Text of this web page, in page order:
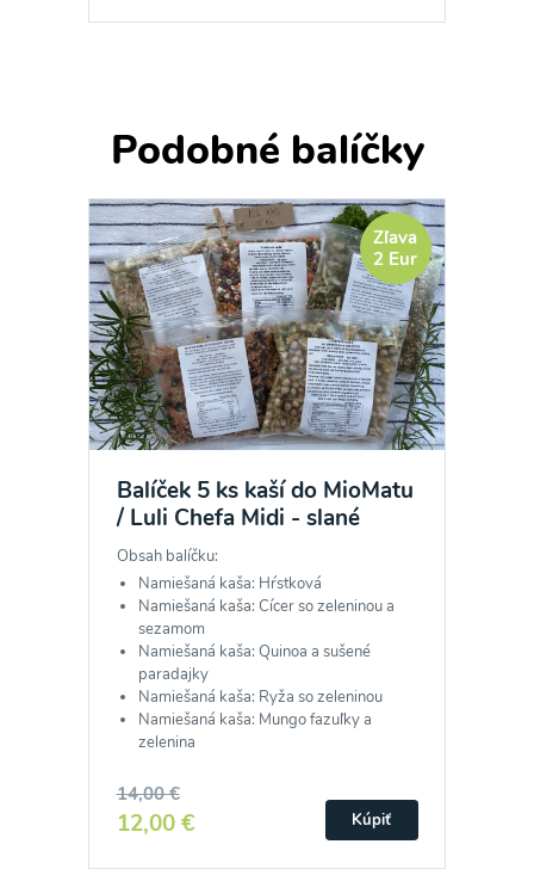
Podobné balíčky
Zľava
2 Eur
Balíček 5 ks kaší do MioMatu
/ Luli Chefa Midi - slané
Obsah balíčku:
Namiešaná kaša: Hŕstková
Namiešaná kaša: Cícer so zeleninou a
sezamom
Namiešaná kaša: Quinoa a sušené
paradajky
Namiešaná kaša: Ryža so zeleninou
Namiešaná kaša: Mungo fazuľky a
zelenina
14,00 €
12,00 € Kúpiť